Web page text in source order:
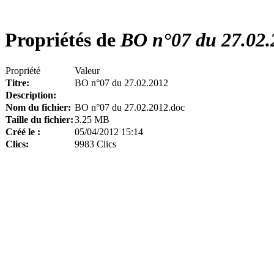
Propriétés deBO n°07 du
Propriété
Valeur
Titre:
BO n°07 du 27.02.2012
Description:
Nom du fichier: BO n°07 du 27.02.2012.doc
Taille du fichier:3.25 MB
Créé le :
05/04/2012 15:14
Clics:
9983 Clics